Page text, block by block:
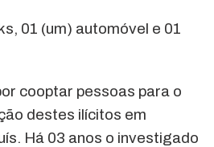
01 (um) automóvel e 01
cooptar pessoas para o
destes ilícitos em
Há 03 anos o investigado